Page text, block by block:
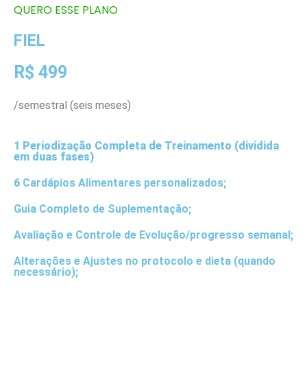
QUERO ESSE PLANO
FIEL
R$ 499
/semestral (seis meses)
1 Periodização Completa de Treinamento (dividida
em duas fases)
6 Cardápios Alimentares personalizados;
Guia Completo de Suplementação;
Avaliação e Controle de Evolução/progresso semanal;
Alterações e Ajustes no protocolo e dieta (quando
necessário);